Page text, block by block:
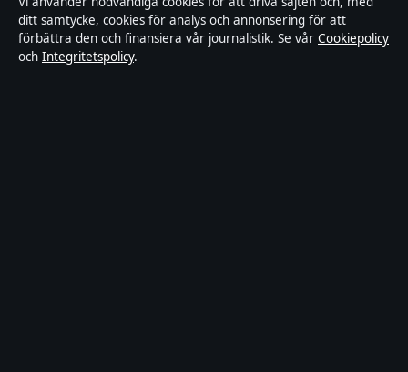
Redaktionell policy
Rättelsepolicy
ditt samtycke, cookies för analys och annonsering för att
förbättra den och finansiera vår journalistik. Se vår Cookiepolicy
och Integritetspolicy.